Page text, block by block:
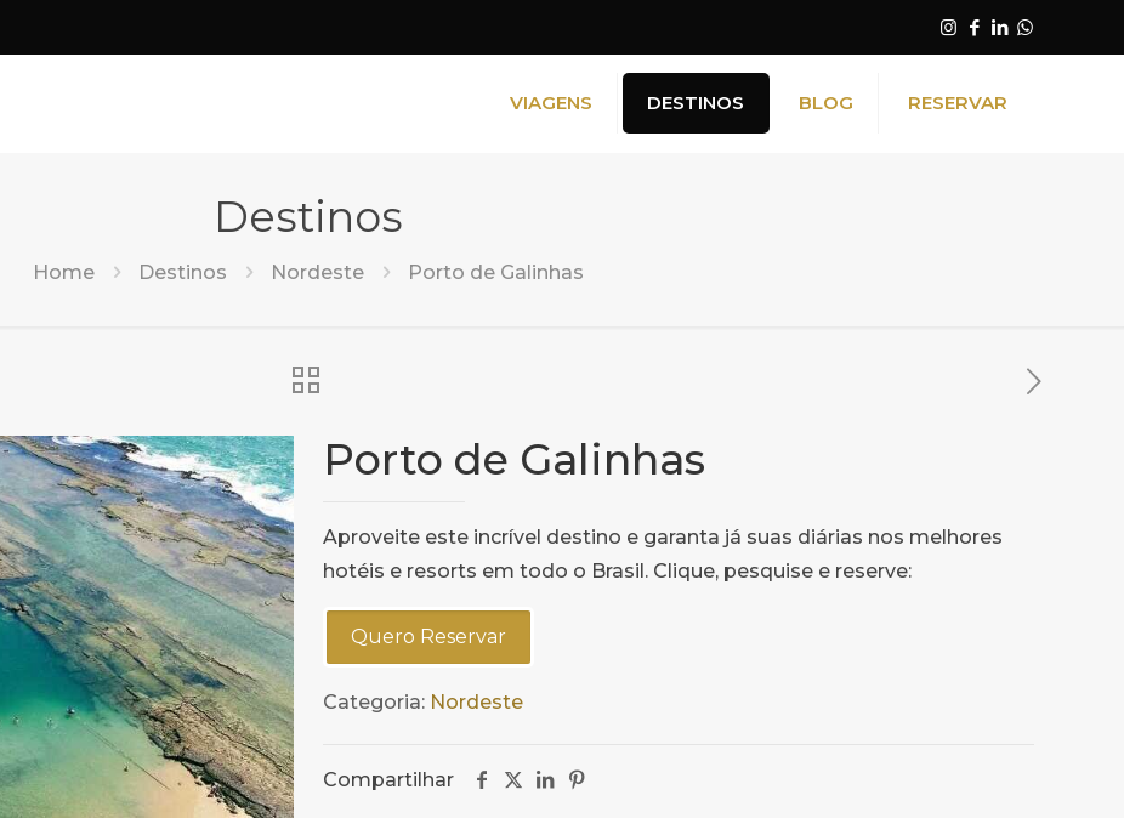
VIAGENS DESTINOS BLOG RESERVAR
Destinos
Home Destinos Nordeste Porto de Galinhas
Porto de Galinhas
Aproveite este incrível destino e garanta já suas diárias nos melhores
hotéis e resorts em todo o Brasil. Clique, pesquise e reserve:
Quero Reservar
Categoria: Nordeste
Compartilhar